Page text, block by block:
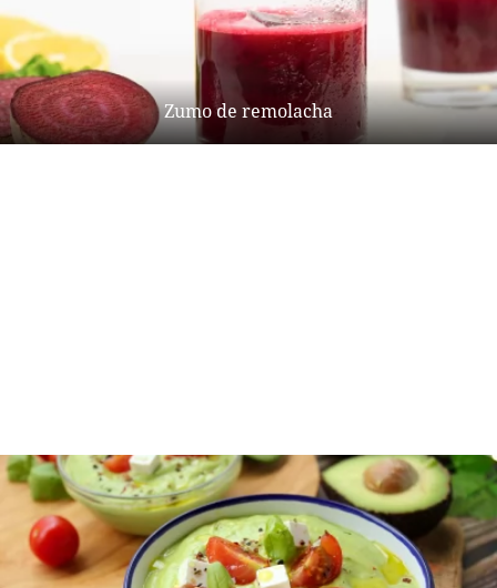
Zumo de remolacha